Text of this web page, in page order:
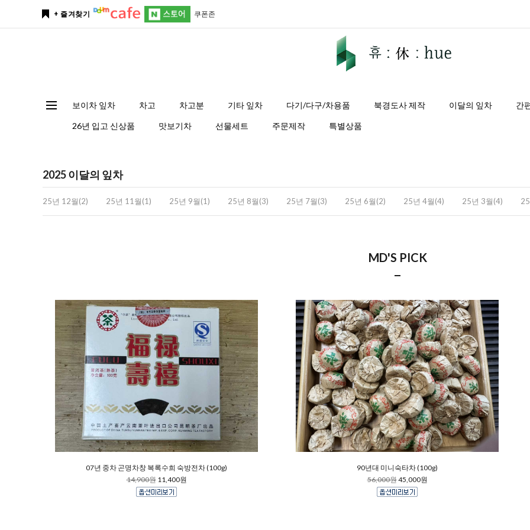
+ 즐겨찾기 쿠폰존
보이차 잎차 차고 차고분 기타 잎차 다기/다구/차용품 북경도사 제작 이달의 잎차 간
26년 입고 신상품 맛보기차 선물세트 주문제작 특별상품
2025 이달의 잎차
25년 12월(2) 25년 11월(1) 25년 9월(1) 25년 8월(3) 25년 7월(3) 25년 6월(2) 25년 4월(4) 25년 3월(4)
MD'S PICK
07년 중차 곤명차창 복록수희 숙방전차 (100g)
14,900원 11,400원
90년대 미니숙타차 (100g)
56,000원45,000원